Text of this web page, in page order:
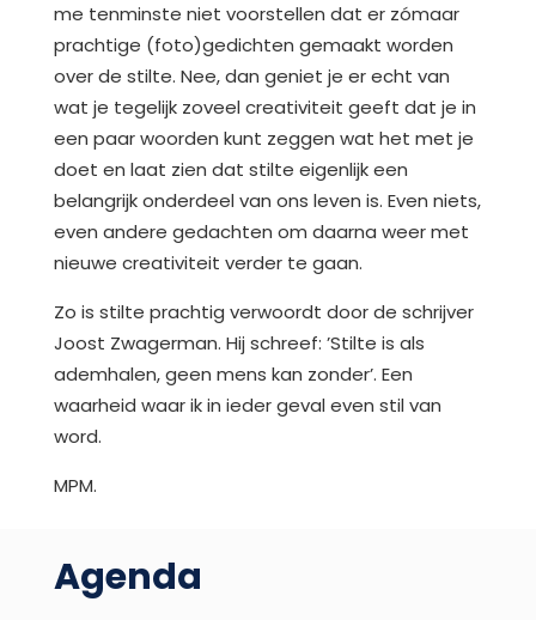
me tenminste niet voorstellen dat er zómaar
prachtige (foto)gedichten gemaakt worden
over de stilte. Nee, dan geniet je er echt van
wat je tegelijk zoveel creativiteit geeft dat je in
een paar woorden kunt zeggen wat het met je
doet en laat zien dat stilte eigenlijk een
belangrijk onderdeel van ons leven is. Even niets,
even andere gedachten om daarna weer met
nieuwe creativiteit verder te gaan.
Zo is stilte prachtig verwoordt door de schrijver
Joost Zwagerman. Hij schreef: ’Stilte is als
ademhalen, geen mens kan zonder’. Een
waarheid waar ik in ieder geval even stil van
word.
MPM.
Agenda